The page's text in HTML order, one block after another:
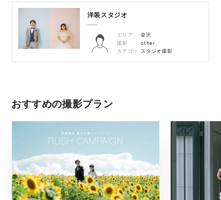
洋装スタジオ
エリア
金沢
撮影
other
カテゴリ
スタジオ撮影
おすすめの撮影プラン